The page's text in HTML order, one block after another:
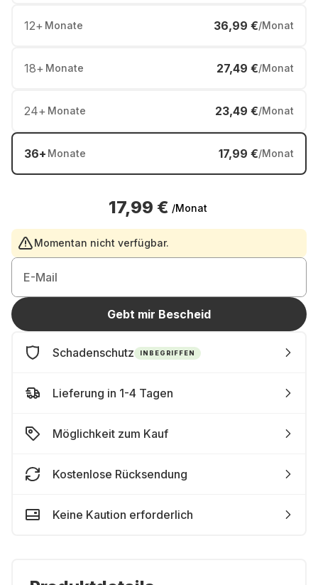
12+ Monate 36,99 €/Monat
18+ Monate 27,49 €/Monat
24+ Monate 23,49 €/Monat
36+ Monate 17,99 €/Monat
17,99 € /Monat
Momentan nicht verfügbar.
E-Mail
Gebt mir Bescheid
Schadenschutz INBEGRIFFEN
Lieferung in 1-4 Tagen
Möglichkeit zum Kauf
Kostenlose Rücksendung
Keine Kaution erforderlich